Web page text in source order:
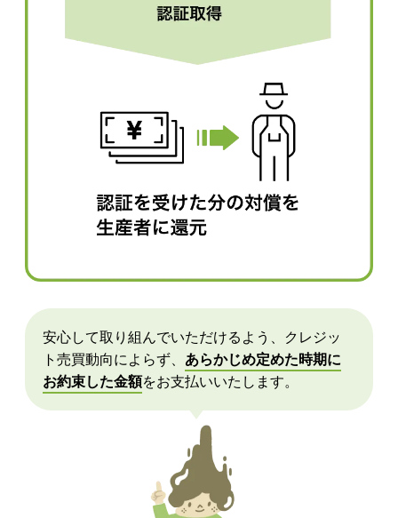
安心して取り組んでいただけるよう、クレジッ
ト売買動向によらず、 あらかじめ定めた時期に
お約束した金額をお支払いいたします。